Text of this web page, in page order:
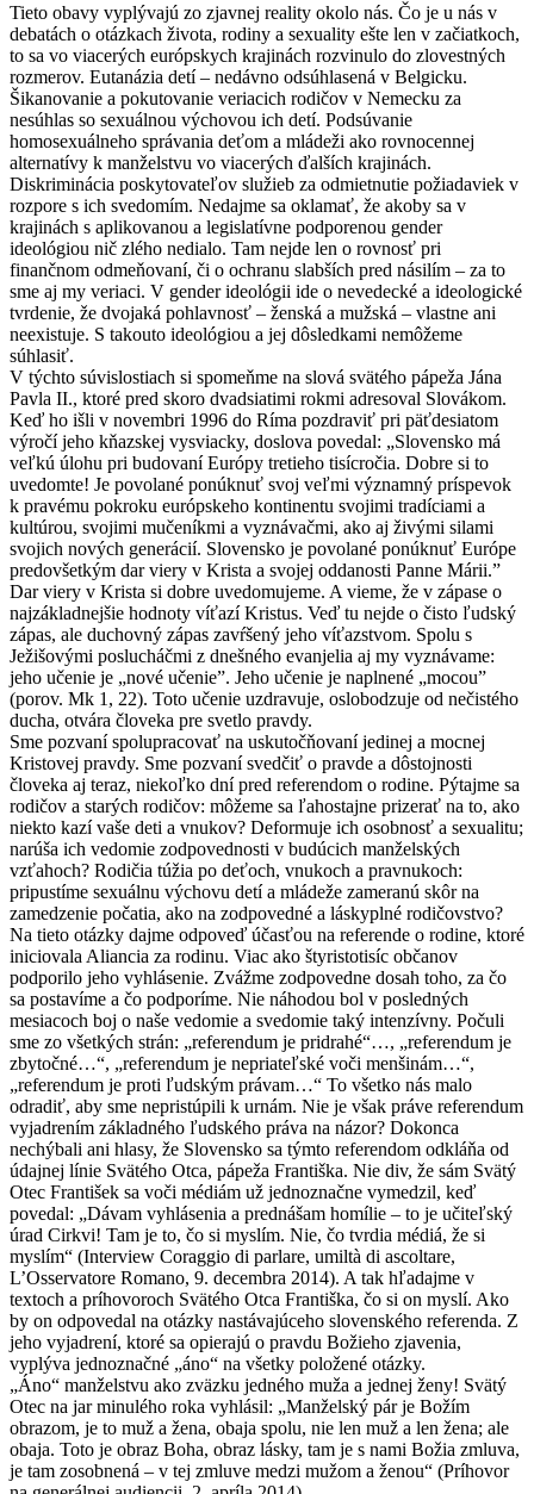
Tieto obavy vyplývajú zo zjavnej reality okolo nás. Čo je u nás v
debatách o otázkach života, rodiny a sexuality ešte len v začiatkoch,
to sa vo viacerých európskych krajinách rozvinulo do zlovestných
rozmerov. Eutanázia detí – nedávno odsúhlasená v Belgicku.
Šikanovanie a pokutovanie veriacich rodičov v Nemecku za
nesúhlas so sexuálnou výchovou ich detí. Podsúvanie
homosexuálneho správania deťom a mládeži ako rovnocennej
alternatívy k manželstvu vo viacerých ďalších krajinách.
Diskriminácia poskytovateľov služieb za odmietnutie požiadaviek v
rozpore s ich svedomím. Nedajme sa oklamať, že akoby sa v
krajinách s aplikovanou a legislatívne podporenou gender
ideológiou nič zlého nedialo. Tam nejde len o rovnosť pri
finančnom odmeňovaní, či o ochranu slabších pred násilím – za to
sme aj my veriaci. V gender ideológii ide o nevedecké a ideologické
tvrdenie, že dvojaká pohlavnosť – ženská a mužská – vlastne ani
neexistuje. S takouto ideológiou a jej dôsledkami nemôžeme
súhlasiť.
V týchto súvislostiach si spomeňme na slová svätého pápeža Jána
Pavla II., ktoré pred skoro dvadsiatimi rokmi adresoval Slovákom.
Keď ho išli v novembri 1996 do Ríma pozdraviť pri päťdesiatom
výročí jeho kňazskej vysviacky, doslova povedal: „Slovensko má
veľkú úlohu pri budovaní Európy tretieho tisícročia. Dobre si to
uvedomte! Je povolané ponúknuť svoj veľmi významný príspevok
k pravému pokroku európskeho kontinentu svojimi tradíciami a
kultúrou, svojimi mučeníkmi a vyznávačmi, ako aj živými silami
svojich nových generácií. Slovensko je povolané ponúknuť Európe
predovšetkým dar viery v Krista a svojej oddanosti Panne Márii.”
Dar viery v Krista si dobre uvedomujeme. A vieme, že v zápase o
najzákladnejšie hodnoty víťazí Kristus. Veď tu nejde o čisto ľudský
zápas, ale duchovný zápas zavŕšený jeho víťazstvom. Spolu s
Ježišovými poslucháčmi z dnešného evanjelia aj my vyznávame:
jeho učenie je „nové učenie”. Jeho učenie je naplnené „mocou”
(porov. Mk 1, 22). Toto učenie uzdravuje, oslobodzuje od nečistého
ducha, otvára človeka pre svetlo pravdy.
Sme pozvaní spolupracovať na uskutočňovaní jedinej a mocnej
Kristovej pravdy. Sme pozvaní svedčiť o pravde a dôstojnosti
človeka aj teraz, niekoľko dní pred referendom o rodine. Pýtajme sa
rodičov a starých rodičov: môžeme sa ľahostajne prizerať na to, ako
niekto kazí vaše deti a vnukov? Deformuje ich osobnosť a sexualitu;
narúša ich vedomie zodpovednosti v budúcich manželských
vzťahoch? Rodičia túžia po deťoch, vnukoch a pravnukoch:
pripustíme sexuálnu výchovu detí a mládeže zameranú skôr na
zamedzenie počatia, ako na zodpovedné a láskyplné rodičovstvo?
Na tieto otázky dajme odpoveď účasťou na referende o rodine, ktoré
iniciovala Aliancia za rodinu. Viac ako štyristotisíc občanov
podporilo jeho vyhlásenie. Zvážme zodpovedne dosah toho, za čo
sa postavíme a čo podporíme. Nie náhodou bol v posledných
mesiacoch boj o naše vedomie a svedomie taký intenzívny. Počuli
sme zo všetkých strán: „referendum je pridrahé“…, „referendum je
zbytočné…“, „referendum je nepriateľské voči menšinám…“,
„referendum je proti ľudským právam…“ To všetko nás malo
odradiť, aby sme nepristúpili k urnám. Nie je však práve referendum
vyjadrením základného ľudského práva na názor? Dokonca
nechýbali ani hlasy, že Slovensko sa týmto referendom odkláňa od
údajnej línie Svätého Otca, pápeža Františka. Nie div, že sám Svätý
Otec František sa voči médiám už jednoznačne vymedzil, keď
povedal: „Dávam vyhlásenia a prednášam homílie – to je učiteľský
úrad Cirkvi! Tam je to, čo si myslím. Nie, čo tvrdia médiá, že si
myslím“ (Interview Coraggio di parlare, umiltà di ascoltare,
L’Osservatore Romano, 9. decembra 2014). A tak hľadajme v
textoch a príhovoroch Svätého Otca Františka, čo si on myslí. Ako
by on odpovedal na otázky nastávajúceho slovenského referenda. Z
jeho vyjadrení, ktoré sa opierajú o pravdu Božieho zjavenia,
vyplýva jednoznačné „áno“ na všetky položené otázky.
„Áno“ manželstvu ako zväzku jedného muža a jednej ženy! Svätý
Otec na jar minulého roka vyhlásil: „Manželský pár je Božím
obrazom, je to muž a žena, obaja spolu, nie len muž a len žena; ale
obaja. Toto je obraz Boha, obraz lásky, tam je s nami Božia zmluva,
je tam zosobnená – v tej zmluve medzi mužom a ženou“ (Príhovor